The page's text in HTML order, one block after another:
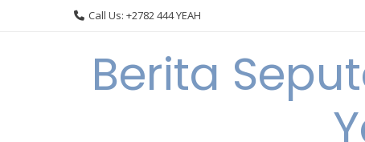
Call Us: +2782 444 YEAH
Berita